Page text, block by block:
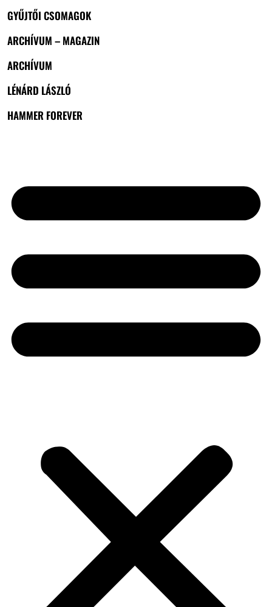
GYŰJTŐI CSOMAGOK
ARCHÍVUM – MAGAZIN
ARCHÍVUM
LÉNÁRD LÁSZLÓ
HAMMER FOREVER